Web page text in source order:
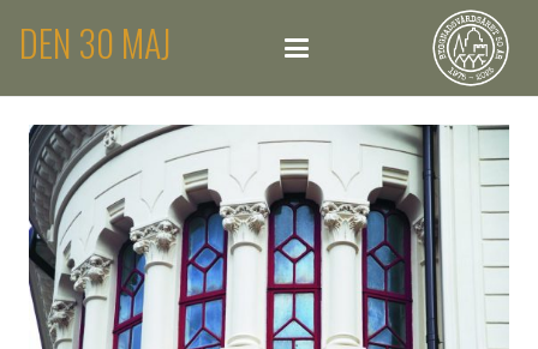
DEN 30 MAJ